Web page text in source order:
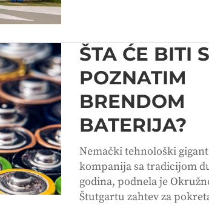
ŠTA ĆE BITI
POZNATIM
BRENDOM
BATERIJA?
Nemački tehnološki
kompanija sa tradicijom
godina, podnela je
Štutgartu zahtev za